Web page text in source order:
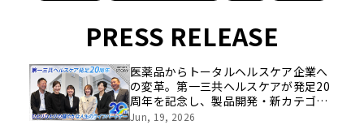
PRESS RELEASE
医薬品からトータルヘルスケア企業へ
の変革。第一三共ヘルスケアが発足20
周年を記念し、製品開発・新カテゴリ
挑戦の舞台や旧社統合時のエピソード
Jun, 19, 2026